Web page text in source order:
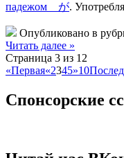
падежом が.
Опубликовано в
Читать далее »
Страница 3 из 12
«Первая«2345»10
Спонсорские